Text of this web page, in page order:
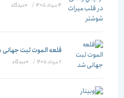
14 مرداد 1405 / ۰ دیدگاه
قلعه الموت ثبت جهانی شد
/ ۰ دیدگاه